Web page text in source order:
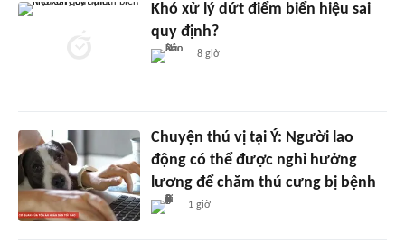
Khó xử lý dứt điểm biển hiệu sai
quy định?
8 giờ
Chuyện thú vị tại Ý: Người lao
động có thể được nghỉ hưởng
lương để chăm thú cưng bị bệnh
1 giờ